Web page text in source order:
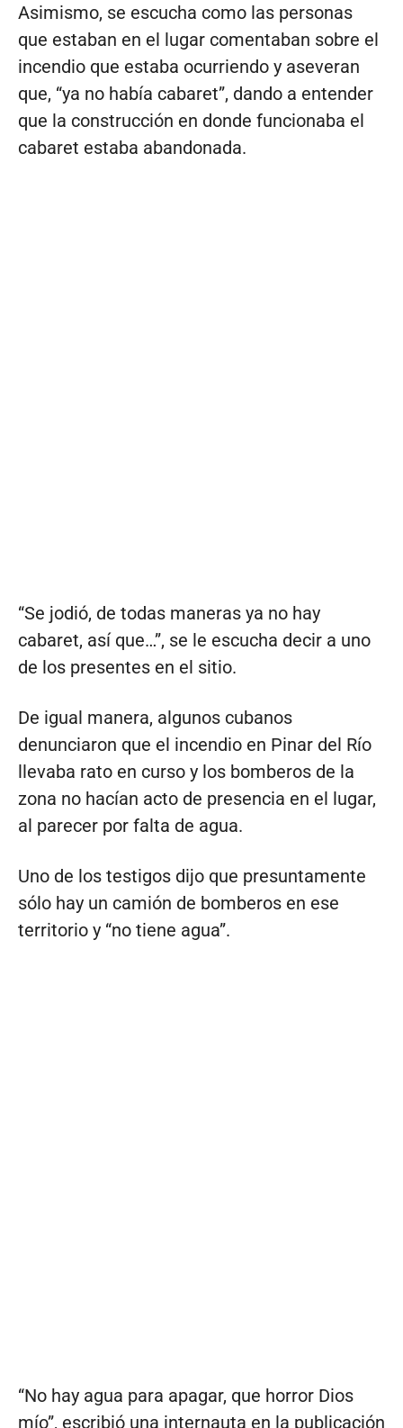
Asimismo, se escucha como las personas
que estaban en el lugar comentaban sobre el
incendio que estaba ocurriendo y aseveran
que, “ya no había cabaret”, dando a entender
que la construcción en donde funcionaba el
cabaret estaba abandonada.
“Se jodió, de todas maneras ya no hay
cabaret, así que…”, se le escucha decir a uno
de los presentes en el sitio.
De igual manera, algunos cubanos
denunciaron que el incendio en Pinar del Río
llevaba rato en curso y los bomberos de la
zona no hacían acto de presencia en el lugar,
al parecer por falta de agua.
Uno de los testigos dijo que presuntamente
sólo hay un camión de bomberos en ese
territorio y “no tiene agua”.
“No hay agua para apagar, que horror Dios
mío”, escribió una internauta en la publicación